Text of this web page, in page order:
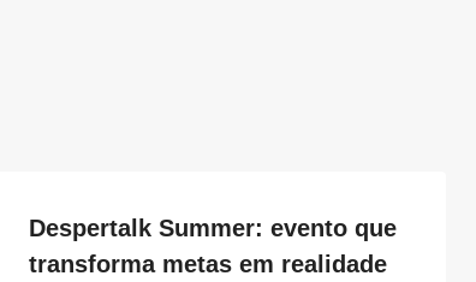
Despertalk Summer: evento que
transforma metas em realidade